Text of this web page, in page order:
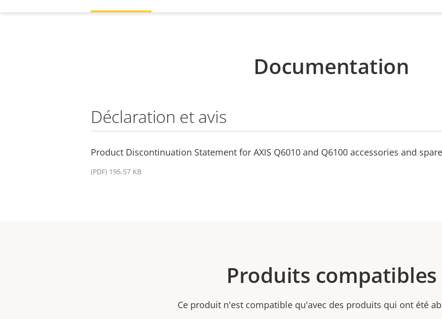
Documentation
Déclaration et avis
Product Discontinuation Statement for AXIS Q6010 and Q6100 accessories and
(PDF) 195.57 KB
Produits compatibles
Ce produit n'est compatible qu'avec des produits qui ont été